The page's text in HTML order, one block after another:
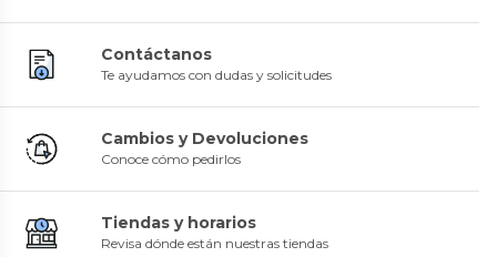
Contáctanos
Te ayudamos con dudas y solicitudes
Cambios y Devoluciones
Conoce cómo pedirlos
Tiendas y horarios
Revisa dónde están nuestras tiendas